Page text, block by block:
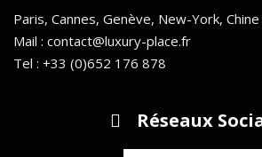
Paris, Cannes, Genève, New-York, Chine
Mail : contact@luxury-place.fr
Tel : +33 (0)652 176 878
Réseaux